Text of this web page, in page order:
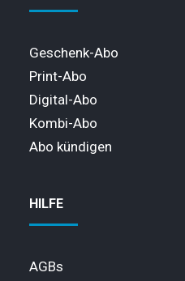
Geschenk-Abo
Print-Abo
Digital-Abo
Kombi-Abo
Abo kündigen
HILFE
AGBs